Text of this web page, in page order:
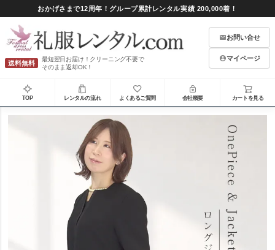
おかげさまで12周年！グループ累計レンタル実績 200,000着！
送料無料
最短翌日お届け！クリーニング不要で
そのまま返却OK！
お問い合せ
マイページ
TOP レンタルの流れ よくあるご質問 会社概要 カートを見る